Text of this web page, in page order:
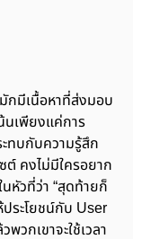
กมีเนื้อหาที่ส่งมอบ
นเพียงแค่การ
ะทบกับความรู้สึก
คงไม่มีใครอยาก
หัวที่ว่า “สุดท้ายก็
ประโยชน์กับ User
วกเขาจะใช้เวลา